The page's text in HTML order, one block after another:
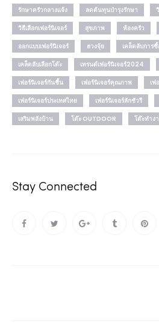
รักษาครัวกลางแจ้ง
ลดต้นทุนบำรุงรักษา
วิธีเลือกเฟอร์นิเจอร์
สุขภาพ ห้องครัว
ออกแบบเฟอร์นิเจอร์
ฮวงจุ้ย เคล็ดลับการ
เคล็ดลับเลือกโต๊ะ
เทรนด์เฟอร์นิเจอร์2024
เฟอร์นิเจอร์กันชื้น
เฟอร์นิเจอร์คุณภาพ
เฟ
เฟอร์นิเจอร์ประเทศไทย
เฟอร์นิเจอร์ลักชัวรี
เสริมพลังบ้าน
โต๊ะ OUTDOOR โต๊ะทำง
Stay Connected